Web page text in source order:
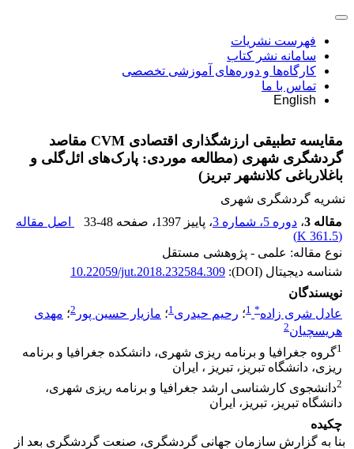
فهرست نشریات
سامانه نشر کتاب
کارگاه‌ها و دوره‌های آموزشی تخصصی
تماس با ما
English
مقایسه تطبیقی ارزشگذاری اقتصادی CVM مقاصد
گردشگری شهری (مطالعه موردی: پارک‌های ائل‌گلی و
باغلارباغی کلانشهر تبریز)
نشریه گردشگری شهری
مقاله 3
، دوره 5، شماره 3 ، پاییز 1397 ، صفحه 33-48
اصل مقاله
(
361.5 K
)
نوع مقاله: علمی - پژوهشی مستقل
شناسه دیجیتال (DOI):
10.22059/jut.2018.232584.309
نویسندگان
عادل شری زاده*
1؛ رحیم حیدری1؛ مازیار حسین پور 2؛ مهدی
هریسچیان2
1گروه جغرافیا و برنامه ریزی شهری، دانشکده جغرافیا و برنامه
ریزی، دانشگاه تبریز، تبریز ، ایران
2دانشجوی کارشناسی ارشد جغرافیا و برنامه ریزی شهری،
دانشگاه تبریز، تبریز، ایران
چکیده
بنا به گزارش سازمان جهانی گردشگری، صنعت گردشگری بعد از